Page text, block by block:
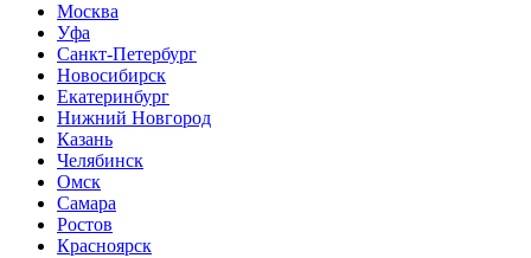
Москва
Уфа
Санкт-Петербург
Новосибирск
Екатеринбург
Нижний Новгород
Казань
Челябинск
Омск
Самара
Ростов
Красноярск